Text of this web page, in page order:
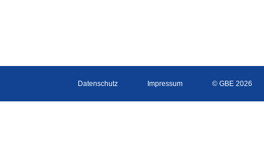
Datenschutz Impressum © GBE 2026